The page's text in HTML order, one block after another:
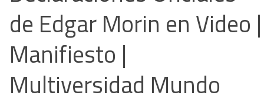
de Edgar Morin en Video |
Manifiesto |
Multiversidad Mundo